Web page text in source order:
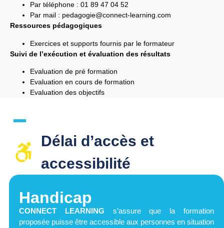
Par téléphone : 01 89 47 04 52
Par mail : pedagogie@connect-learning.com
Ressources pédagogiques
Exercices et supports fournis par le formateur
Suivi de l’exécution et évaluation des résultats
Evaluation de pré formation
Evaluation en cours de formation
Evaluation des objectifs
Délai d’accès et
accessibilité​
Handicap
CONNECT LEARNING s’assure que la formation
proposée puisse être accessible aux personnes en situation